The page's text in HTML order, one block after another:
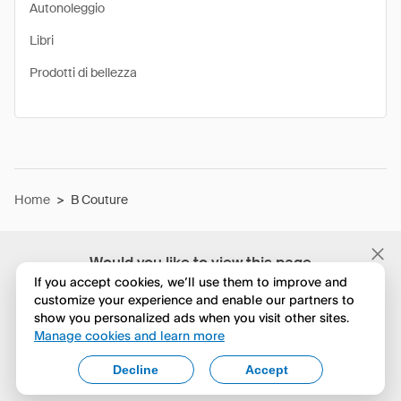
Would you like to view this page
in English?
No, continua a esplorare
Yes, change to English
Autonoleggio
Libri
Prodotti di bellezza
Home > B Couture
If you accept cookies, we’ll use them to improve and
customize your experience and enable our partners to
show you personalized ads when you visit other sites.
Manage cookies and learn more
Accept
Decline